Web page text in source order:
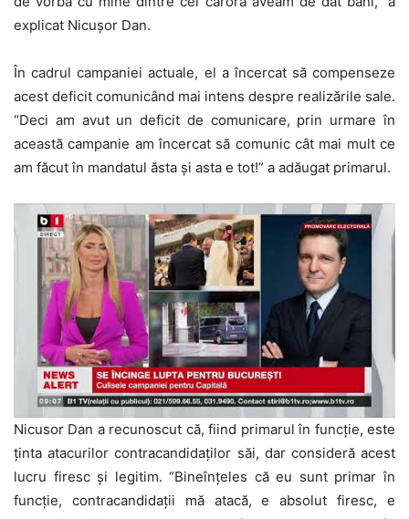
explicat Nicușor Dan.
În cadrul campaniei actuale, el a încercat să compenseze
acest deficit comunicând mai intens despre realizările sale.
“Deci am avut un deficit de comunicare, prin urmare în
această campanie am încercat să comunic cât mai mult ce
am făcut în mandatul ăsta și asta e tot!” a adăugat primarul.
Nicusor Dan a recunoscut că, fiind primarul în funcție, este
ținta atacurilor contracandidaților săi, dar consideră acest
lucru firesc și legitim. “Bineînțeles că eu sunt primar în
funcție, contracandidații mă atacă, e absolut firesc, e